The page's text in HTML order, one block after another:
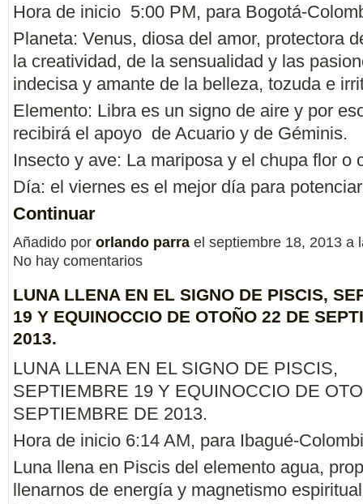
Hora de inicio 5:00 PM, para Bogotá-
Planeta: Venus, diosa del amor, protectora
la creatividad, de la sensualidad y las
indecisa y amante de la belleza, tozuda e
Elemento: Libra es un signo de aire y por
recibirá el apoyo de Acuario y de Géminis.
Insecto y ave: La mariposa y el chupa flor o
Día: el viernes es el mejor día para
Continuar
Añadido por orlando parra el septiembre 18, 2013 a
No hay comentarios
LUNA LLENA EN EL SIGNO DE PISCIS,
19 Y EQUINOCCIO DE OTOÑO 22 DE
2013.
LUNA LLENA EN EL SIGNO DE PISCIS,
SEPTIEMBRE 19 Y EQUINOCCIO DE
SEPTIEMBRE DE 2013.
Hora de inicio 6:14 AM, para Ibagué-
Luna llena en Piscis del elemento agua,
llenarnos de energía y magnetismo